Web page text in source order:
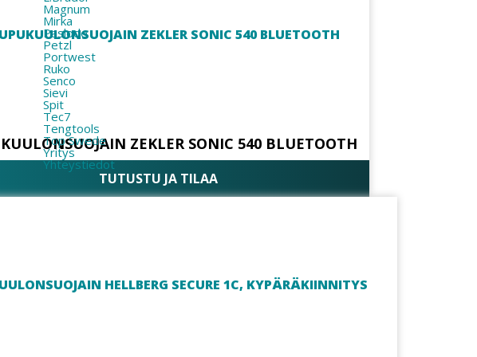
Magnum
Mirka
Paslode
Petzl
Portwest
Ruko
Senco
Sievi
Spit
Tec7
Tengtools
Top Swede
Yritys
Yhteystiedot
ZEKLER SONIC 540 BLUETOOTH
TUTUSTU JA TILAA